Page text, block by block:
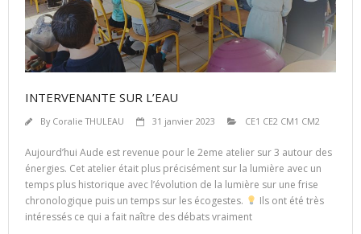
INTERVENANTE SUR L’EAU
By Coralie THULEAU 31 janvier 2023 CE1 CE2 CM1 CM2
Aujourd’hui Aude est revenue pour le 2eme atelier sur 3 autour des
énergies. Cet atelier était plus précisément sur la lumière avec un
temps plus historique avec l’évolution de la lumière sur une frise
chronologique puis un temps sur les écogestes.
Ils ont été très
intéressés ce qui a fait naître des débats vraiment